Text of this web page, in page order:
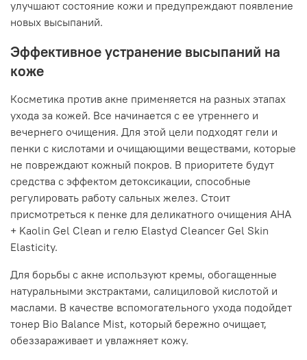
улучшают состояние кожи и предупреждают появление
новых высыпаний.
Эффективное устранение высыпаний на
коже
Косметика против акне применяется на разных этапах
ухода за кожей. Все начинается с ее утреннего и
вечернего очищения. Для этой цели подходят гели и
пенки с кислотами и очищающими веществами, которые
не повреждают кожный покров. В приоритете будут
средства с эффектом детоксикации, способные
регулировать работу сальных желез. Стоит
присмотреться к пенке для деликатного очищения AHA
+ Kaolin Gel Clean и гелю Elastyd Cleancer Gel Skin
Elasticity.
Для борьбы с акне используют кремы, обогащенные
натуральными экстрактами, салициловой кислотой и
маслами. В качестве вспомогательного ухода подойдет
тонер Bio Balance Mist, который бережно очищает,
обеззараживает и увлажняет кожу.